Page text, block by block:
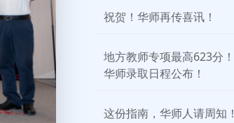
祝贺！华师再传喜讯！
地方教师专项最高623分！
华师录取日程公布！
这份指南，华师人请周知！